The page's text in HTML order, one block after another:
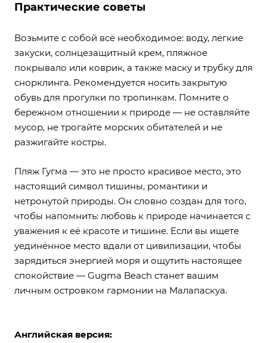
Практические советы
Возьмите с собой всё необходимое: воду, лёгкие
закуски, солнцезащитный крем, пляжное
покрывало или коврик, а также маску и трубку для
снорклинга. Рекомендуется носить закрытую
обувь для прогулки по тропинкам. Помните о
бережном отношении к природе — не оставляйте
мусор, не трогайте морских обитателей и не
разжигайте костры.
Пляж Гугма — это не просто красивое место, это
настоящий символ тишины, романтики и
нетронутой природы. Он словно создан для того,
чтобы напомнить: любовь к природе начинается с
уважения к её красоте и тишине. Если вы ищете
уединённое место вдали от цивилизации, чтобы
зарядиться энергией моря и ощутить настоящее
спокойствие — Gugma Beach станет вашим
личным островком гармонии на Малапаскуа.
Английская версия: